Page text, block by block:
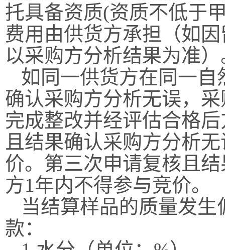
托具备资质(资质不低于
费用由供货方承担 （如
以采购方分析结果为准）
如同一供货方在同一
确认采购方分析无误，
完成整改并经评估合格
且结果确认采购方分析
价。第三次申请复核且
方1年内不得参与竞价。
当结算样品的质量发
款：